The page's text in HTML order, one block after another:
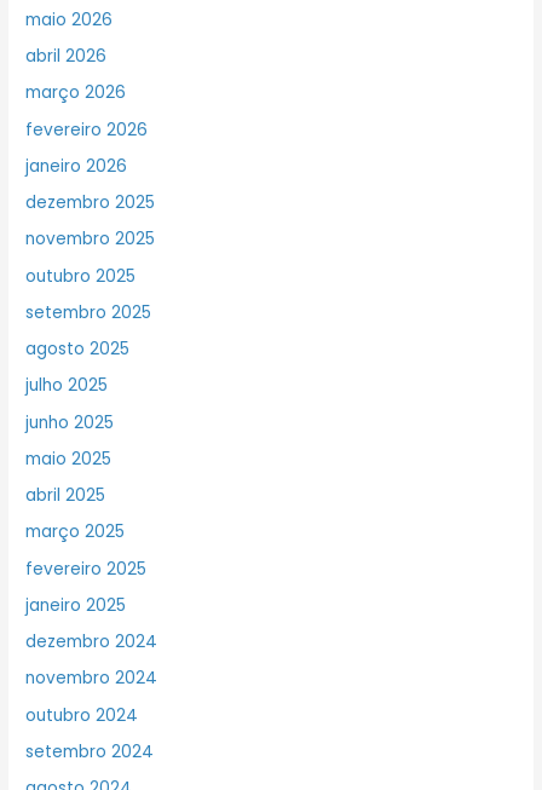
maio 2026
abril 2026
março 2026
fevereiro 2026
janeiro 2026
dezembro 2025
novembro 2025
outubro 2025
setembro 2025
agosto 2025
julho 2025
junho 2025
maio 2025
abril 2025
março 2025
fevereiro 2025
janeiro 2025
dezembro 2024
novembro 2024
outubro 2024
setembro 2024